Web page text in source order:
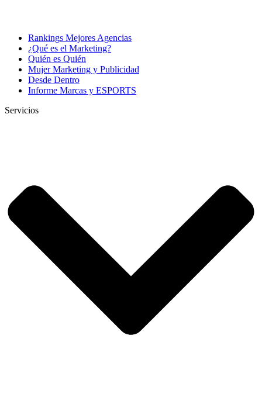
Rankings Mejores Agencias
¿Qué es el Marketing?
Quién es Quién
Mujer Marketing y Publicidad
Desde Dentro
Informe Marcas y ESPORTS
Servicios